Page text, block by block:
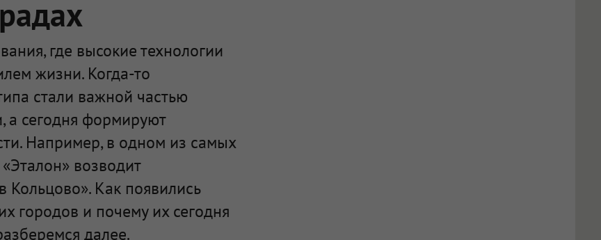
где высокие технологии
жизни. Когда-то
стали важной частью
а сегодня формируют
Например, в одном из самых
возводит
Как появились
городов и почему их сегодня
далее.